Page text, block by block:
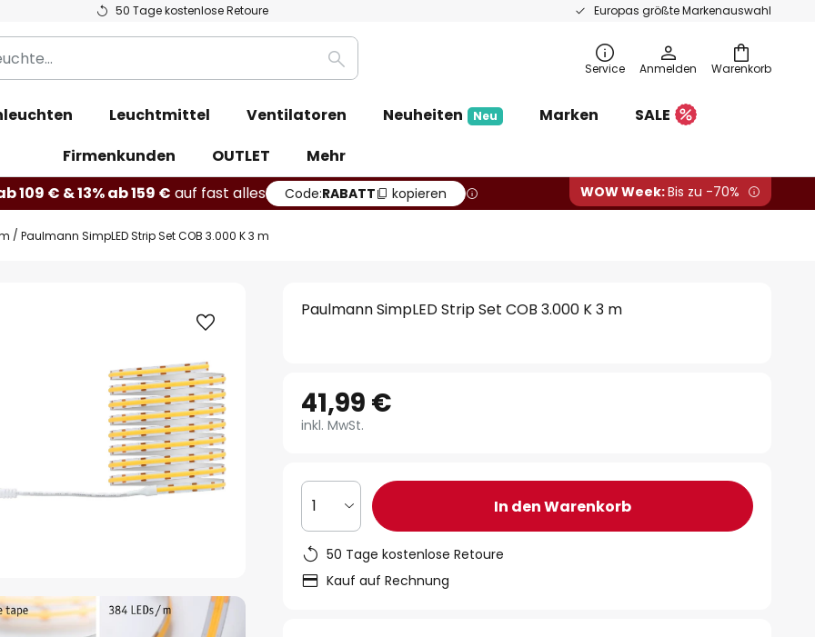
50 Tage kostenlose Retoure Europas größte Markenauswahl
Warenkorb
Suche Service Anmelden
Leuchtmittel Ventilatoren Neuheiten Neu Marken
SALE
Firmenkunden
OUTLET
Mehr
109 € & 13% ab 159 € auf fast alles Code:RABATT kopieren WOW Week:Bis zu -70%
Paulmann SimpLED Strip Set COB 3.000 K 3 m
Paulmann SimpLED Strip Set COB 3.000 K 3 m
41,99 €
inkl. MwSt.
1 In den Warenkorb
50 Tage kostenlose Retoure
Kauf auf Rechnung